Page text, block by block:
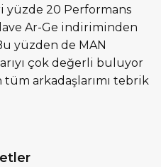
yüzde 20 Performans
Ar-Ge indiriminden
yüzden de MAN
çok değerli buluyor
tüm arkadaşlarımı tebrik